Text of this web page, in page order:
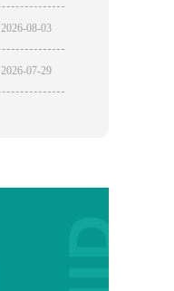
2026-08-03
2026-07-29